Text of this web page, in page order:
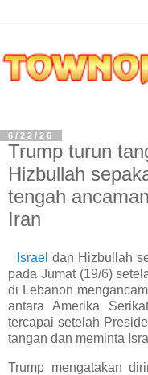
6/22/26
Trump turun
Hizbullah
tengah
Iran
Israel dan Hizbullah
pada Jumat (19/6)
di Lebanon
antara Amerika
tercapai setelah
tangan dan meminta
Trump mengatakan